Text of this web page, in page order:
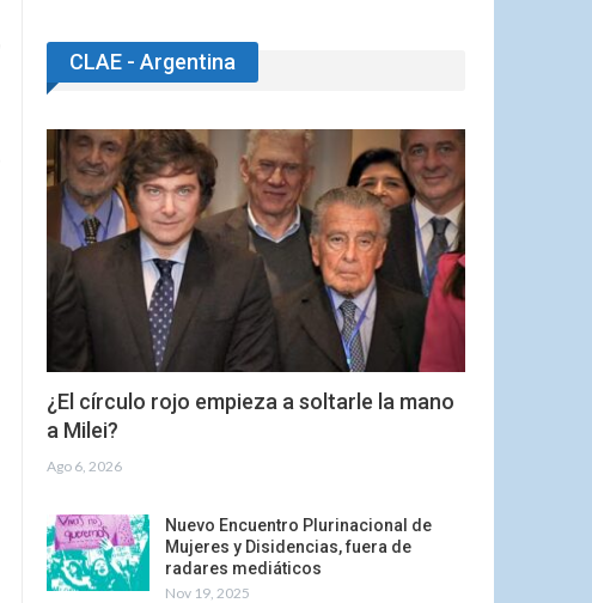
CLAE - Argentina
¿El círculo rojo empieza a soltarle la mano
a Milei?
Ago 6, 2026
Nuevo Encuentro Plurinacional de
Mujeres y Disidencias, fuera de
radares mediáticos
Nov 19, 2025